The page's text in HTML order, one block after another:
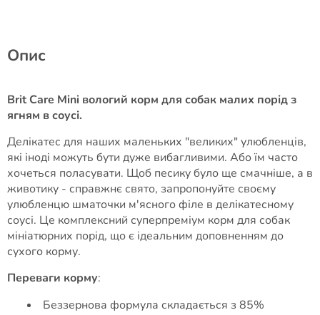
Опис
Brit Care Mini вологий корм для собак малих порід з
ягням в соусі.
Делікатес для наших маленьких "великих" улюбленців,
які іноді можуть бути дуже вибагливими. Або їм часто
хочеться поласувати. Щоб песику було ще смачніше, а в
животику - справжнє свято, запропонуйте своєму
улюбленцю шматочки м'ясного філе в делікатесному
соусі. Це комплексний суперпреміум корм для собак
мініатюрних порід, що є ідеальним доповненням до
сухого корму.
Переваги корму:
Беззернова формула складається з 85%